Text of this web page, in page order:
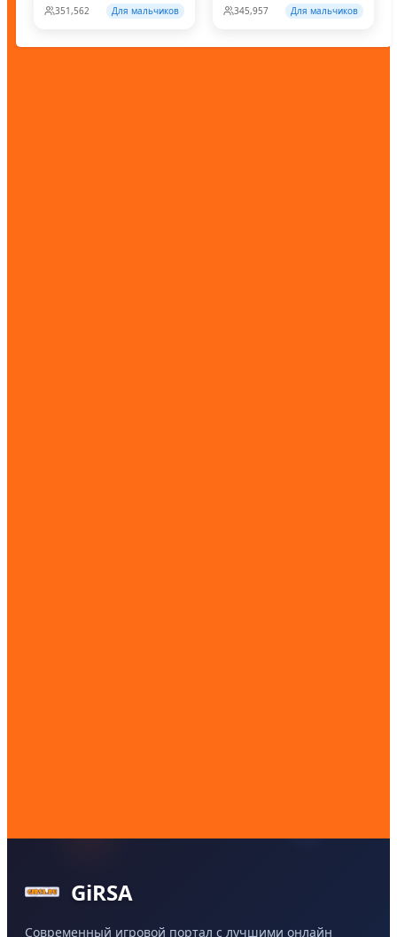
351,562 Для мальчиков 345,957 Для мальчиков
GiRSA
Современный игровой портал с лучшими онлайн